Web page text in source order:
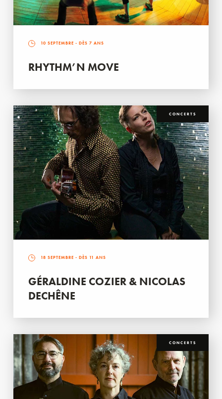
10 SEPTEMBRE - DÈS 7 ANS
RHYTHM’N MOVE
CONCERTS
18 SEPTEMBRE - DÈS 11 ANS
GÉRALDINE COZIER & NICOLAS
DECHÊNE
CONCERTS